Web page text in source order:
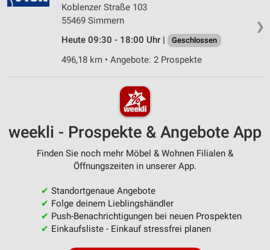
❯
Koblenzer Straße 103
55469 Simmern
Heute 09:30 - 18:00 Uhr |
Geschlossen
496,18 km • Angebote: 2 Prospekte
weekli - Prospekte & Angebote App
Finden Sie noch mehr Möbel & Wohnen Filialen &
Öffnungszeiten in unserer App.
✔ Standortgenaue Angebote
✔ Folge deinem Lieblingshändler
✔ Push-Benachrichtigungen bei neuen Prospekten
✔ Einkaufsliste - Einkauf stressfrei planen